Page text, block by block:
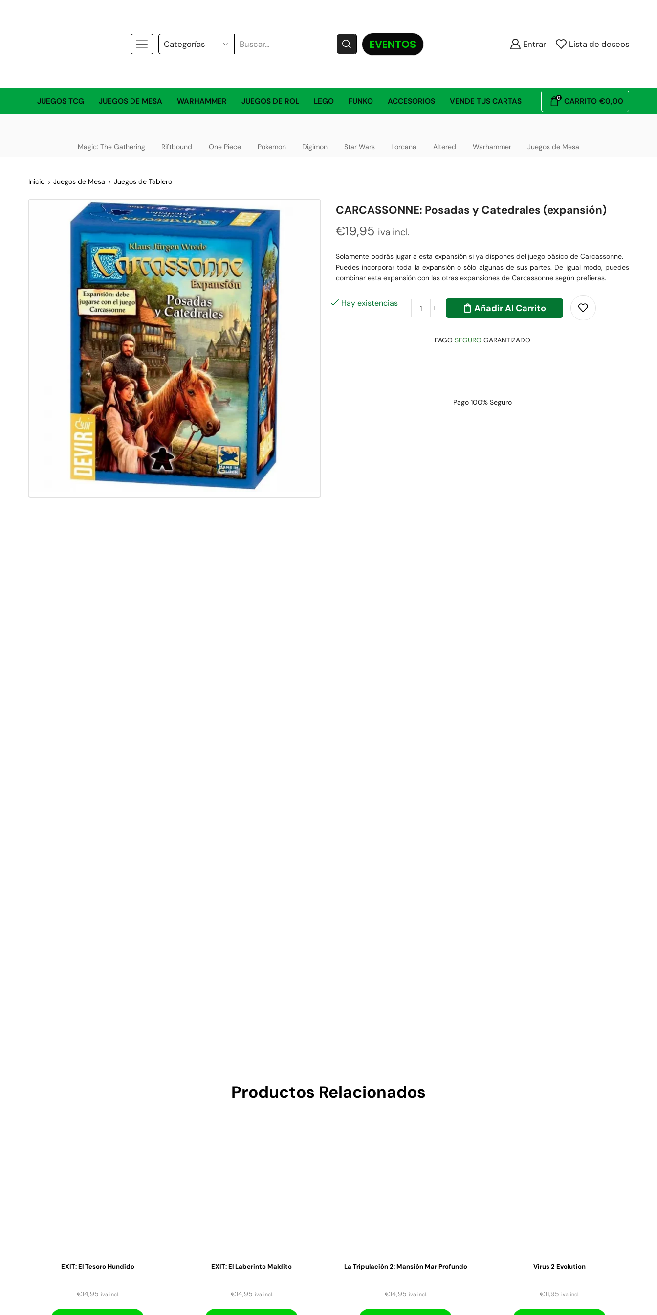
EVENTOS Entrar Lista de deseos
JUEGOS TCG JUEGOS DE MESA WARHAMMER JUEGOS DE ROL LEGO FUNKO ACCESORIOS VENDE TUS CARTAS 0 CARRITO €0,00
Magic: The Gathering Riftbound One Piece Pokemon Digimon Star Wars Lorcana Altered Warhammer Juegos de Mesa
Inicio Juegos de Mesa Juegos de Tablero
CARCASSONNE: Posadas y Catedrales (expansión)
€19,95 iva incl.
Solamente podrás jugar a esta expansión si ya dispones del juego básico de Carcassonne.
Puedes incorporar toda la expansión o sólo algunas de sus partes. De igual modo, puedes
combinar esta expansión con las otras expansiones de Carcassonne según prefieras.
Hay existencias Añadir Al Carrito
PAGO SEGURO GARANTIZADO
Pago 100% Seguro
Productos Relacionados
EXIT: El Tesoro Hundido
€14,95 iva incl.
EXIT: El Laberinto Maldito
€14,95 iva incl.
La Tripulación 2: Mansión Mar Profundo
€14,95 iva incl.
Virus 2 Evolution
€11,95 iva incl.